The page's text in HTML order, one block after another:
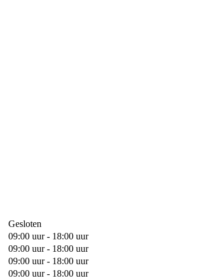
Gesloten
09:00 uur - 18:00 uur
09:00 uur - 18:00 uur
09:00 uur - 18:00 uur
09:00 uur - 18:00 uur